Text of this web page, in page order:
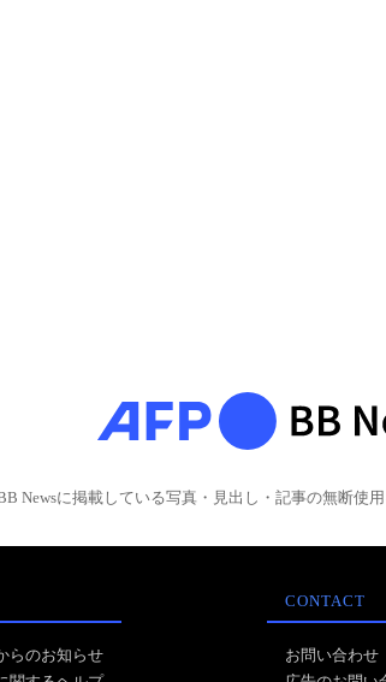
Newsに掲載している写真・見出し・記事の無断使
らのお知らせ
CONTACT
お問い合わせ